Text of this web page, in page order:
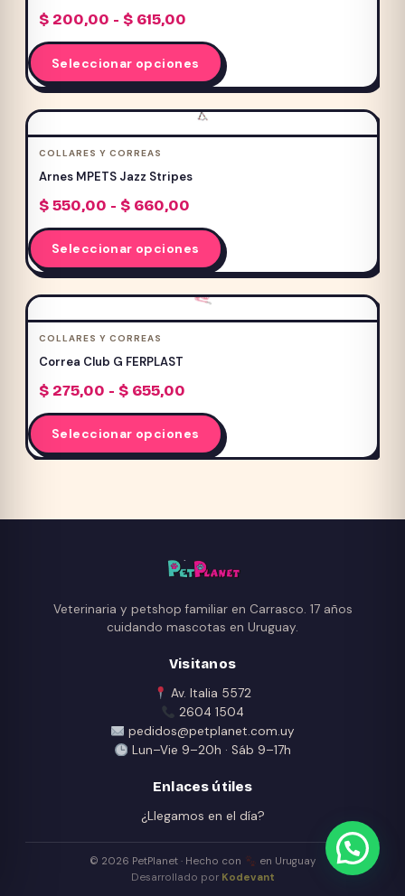
$200,00 - $615,00Rango
de
precios:
desde
$ 200,00
hasta
$ 615,00
Seleccionar opciones
Este
producto
tiene
variantes.
elegir
en
la
página
COLLARES Y CORREAS
Arnes MPETS Jazz Stripes
$550,00 - $660,00Rango
de
precios:
desde
$ 550,00
hasta
$ 660,00
Seleccionar opciones
Este
producto
tiene
variantes.
elegir
en
COLLARES Y CORREAS
Correa Club G FERPLAST
$275,00 - $655,00Rango
de
precios:
desde
$ 275,00
Seleccionar opciones
Este
producto
se
pueden
elegir
la
página
de
producto
Veterinaria y petshop familiar en Carrasco. 17 años
cuidando mascotas en Uruguay.
Visitanos
Av. Italia 5572
2604 1504
pedidos@petplanet.com.uy
Lun–Vie 9–20h · Sáb 9–17h
Enlaces útiles
¿Llegamos en el día?
© 2026 PetPlanet · Hecho con
en Uruguay
Desarrollado por Kodevant